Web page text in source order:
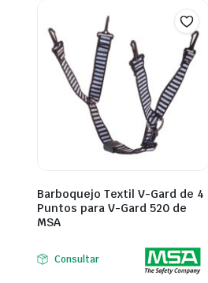
Barboquejo Textil V-Gard de 4
Puntos para V-Gard 520 de
MSA
Consultar